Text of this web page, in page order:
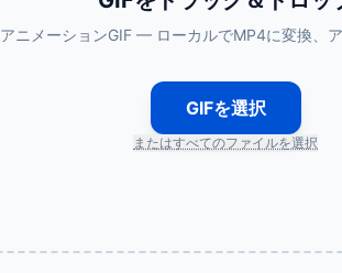
アニメーションGIF — ローカルでMP4に変換、
GIFを選択
またはすべてのファイルを選択